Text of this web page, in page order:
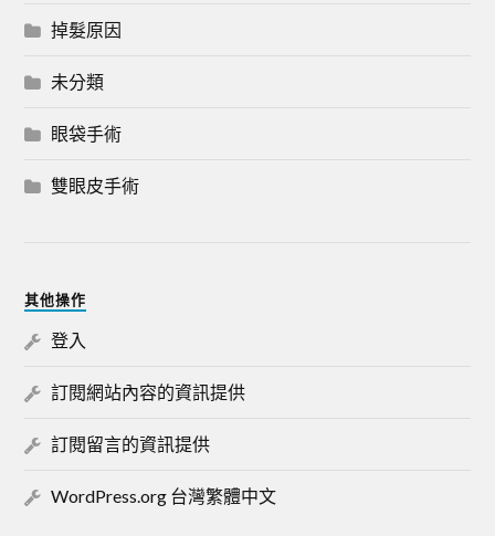
掉髮原因
未分類
眼袋手術
雙眼皮手術
其他操作
登入
訂閱網站內容的資訊提供
訂閱留言的資訊提供
WordPress.org 台灣繁體中文